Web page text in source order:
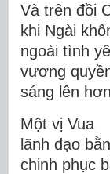
Và trên đồi
khi Ngài
ngoài tình
vương
sáng lên
Một vị Vua
lãnh đạo
chinh phục